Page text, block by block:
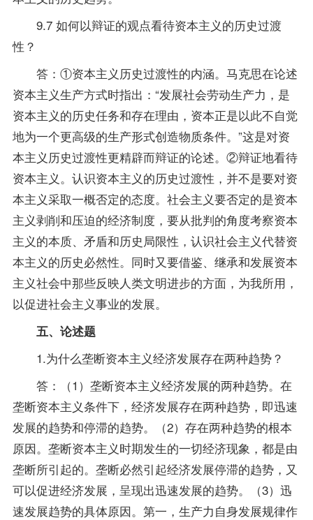
9.7 如何以辩证的观点看待资本主义的历史过渡
性？
答：①资本主义历史过渡性的内涵。马克思在论述
资本主义生产方式时指出：“发展社会劳动生产力，是
资本主义的历史任务和存在理由，资本正是以此不自觉
地为一个更高级的生产形式创造物质条件。”这是对资
本主义历史过渡性更精辟而辩证的论述。②辩证地看待
资本主义。认识资本主义的历史过渡性，并不是要对资
本主义采取一概否定的态度。社会主义要否定的是资本
主义剥削和压迫的经济制度，要从批判的角度考察资本
主义的本质、矛盾和历史局限性，认识社会主义代替资
本主义的历史必然性。同时又要借鉴、继承和发展资本
主义社会中那些反映人类文明进步的方面，为我所用，
以促进社会主义事业的发展。
五、论述题
1.为什么垄断资本主义经济发展存在两种趋势？
答：（1）垄断资本主义经济发展的两种趋势。在
垄断资本主义条件下，经济发展存在两种趋势，即迅速
发展的趋势和停滞的趋势。（2）存在两种趋势的根本
原因。垄断资本主义时期发生的一切经济现象，都是由
垄断所引起的。垄断必然引起经济发展停滞的趋势，又
可以促进经济发展，呈现出迅速发展的趋势。（3）迅
速发展趋势的具体原因。第一，生产力自身发展规律作